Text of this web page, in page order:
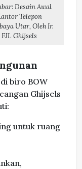
Desain Awal
Telepon
Utar, Oleh Ir.
FJL Ghijsels
biro BOW
Ghijsels
untuk ruang